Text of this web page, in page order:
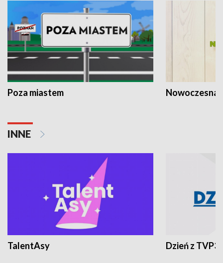
Poza miastem Nowoczesna
INNE
TalentAsy Dzień z TVP3